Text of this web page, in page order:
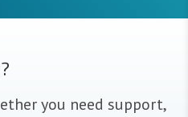
you need support,